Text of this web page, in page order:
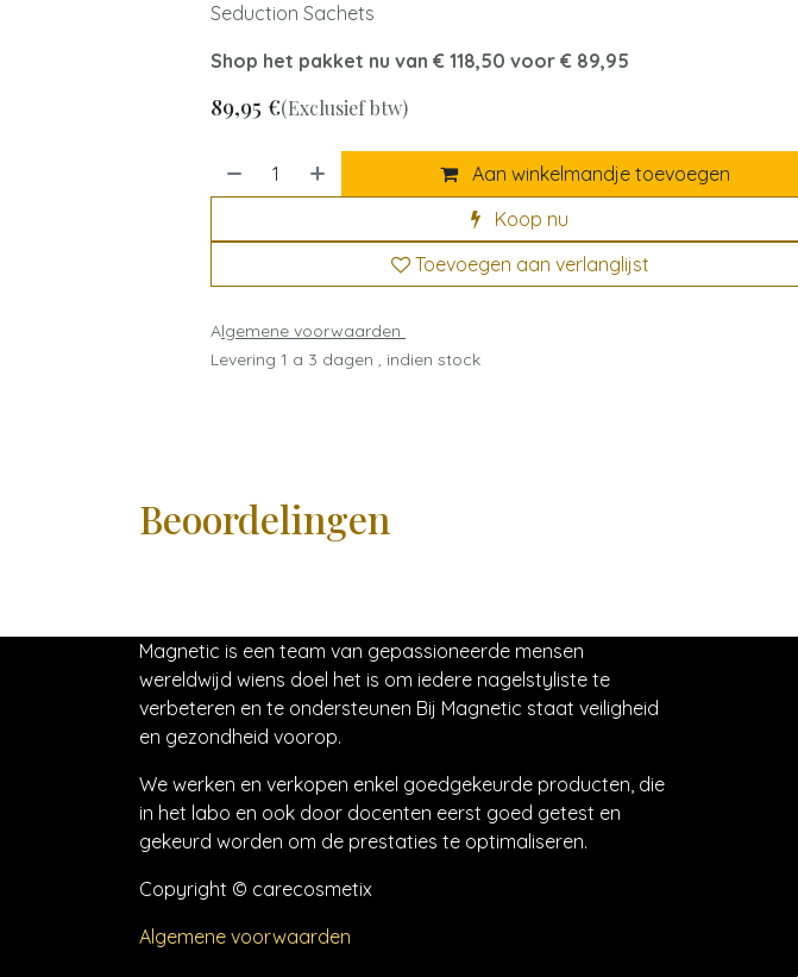
Seduction Sachets
Shop het pakket nu van € 118,50 voor € 89,95
89,95 €(Exclusief btw)
Aan winkelmandje toevoegen
Koop nu
Toevoegen aan verlanglijst
Algemene voorwaarden
Levering 1 a 3 dagen , indien stock
Beoordelingen
Magnetic is een team van gepassioneerde mensen
wereldwijd wiens doel het is om iedere nagelstyliste te
verbeteren en te ondersteunen Bij Magnetic staat veiligheid
en gezondheid voorop.
We werken en verkopen enkel goedgekeurde producten, die
in het labo en ook door docenten eerst goed getest en
gekeurd worden om de prestaties te optimaliseren.
Copyright © carecosmetix
Algemene voorwaarden